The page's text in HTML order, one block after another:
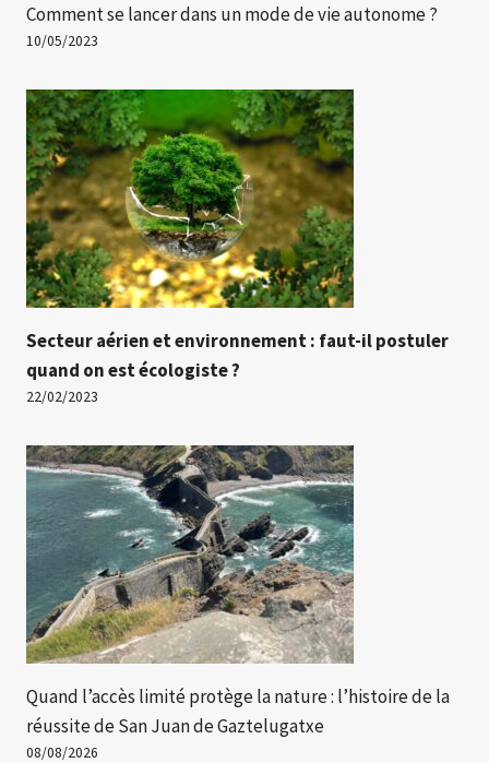
Comment se lancer dans un mode de vie autonome ?
10/05/2023
Secteur aérien et environnement : faut-il postuler
quand on est écologiste ?
22/02/2023
Quand l’accès limité protège la nature : l’histoire de la
réussite de San Juan de Gaztelugatxe
08/08/2026